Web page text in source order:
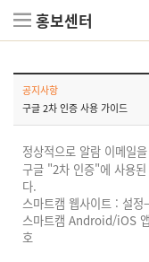
홍보센터
공지사항
구글 2차 인증 사용 가이드
정상적으로 알람 이메일
구글 "2차 인증"에 사용
다.
스마트캠 웹사이트 : 설
스마트캠 Android/iOS
호